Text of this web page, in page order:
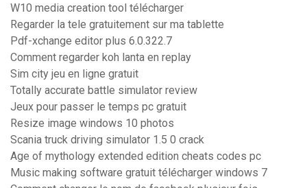
W10 media creation tool télécharger
Regarder la tele gratuitement sur ma tablette
Pdf-xchange editor plus 6.0.322.7
Comment regarder koh lanta en replay
Sim city jeu en ligne gratuit
Totally accurate battle simulator review
Jeux pour passer le temps pc gratuit
Resize image windows 10 photos
Scania truck driving simulator 1.5 0 crack
Age of mythology extended edition cheats codes pc
Music making software gratuit télécharger windows 7